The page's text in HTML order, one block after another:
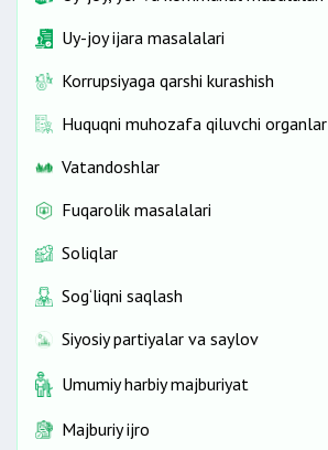
Uy-joy ijara masalalari
Korrupsiyaga qarshi kurashish
Huquqni muhozafa qiluvchi organlar
Vatandoshlar
Fuqarolik masalalari
Soliqlar
Sog‘liqni saqlash
Siyosiy partiyalar va saylov
Umumiy harbiy majburiyat
Majburiy ijro